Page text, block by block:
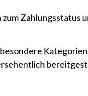
Zahlungsstatus